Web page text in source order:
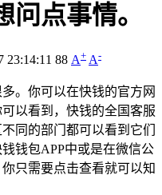
点事情。
23:14:11 88 A+ A-
。你可以在快钱的官方网
以看到，快钱的全国客服
同的部门都可以看到它们
钱包APP中或是在微信公
只需要点击查看就可以知